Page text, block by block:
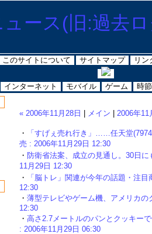
このサイトについて サイトマップ リン
インターネット モバイル ゲーム 時節
« 2006年11月28日 メイン 2006年11
・
「すげぇ売れ行き」……任天堂
売 : 2006年11月29日 12:30
・ 防衛省法案、成立の見通し。30日
11月29日 12:30
・
「脳トレ」関連が今年の話題・注
12:30
・ 薄型テレビやゲーム機、アメリカ
12:30
・ 高さ2.7メートルのパンとクッキー
: 2006年11月29日 06:30